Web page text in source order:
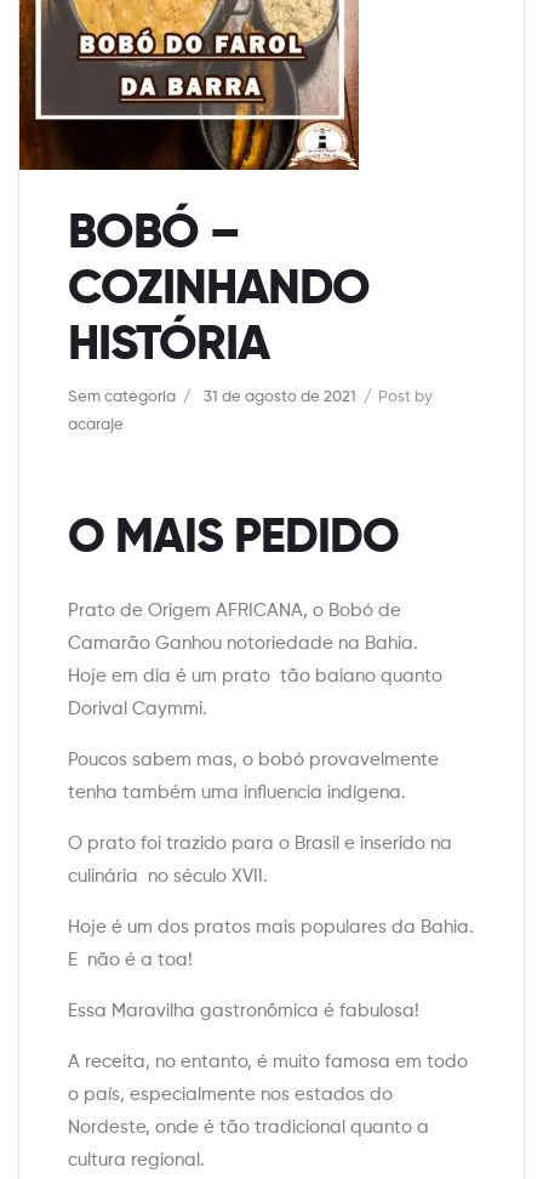
BOBÓ –
COZINHANDO
HISTÓRIA
Categories
Sem categoria 31 de agosto de 2021
Post by
acaraje
O MAIS PEDIDO
Prato de Origem AFRICANA, o Bobó de
Camarão Ganhou notoriedade na Bahia.
Hoje em dia é um prato tão baiano quanto
Dorival Caymmi.
Poucos sabem mas, o bobó provavelmente
tenha também uma influencia indígena.
O prato foi trazido para o Brasil e inserido na
culinária no século XVII.
Hoje é um dos pratos mais populares da Bahia.
E não é a toa!
Essa Maravilha gastronômica é fabulosa!
A receita, no entanto, é muito famosa em todo
o país, especialmente nos estados do
Nordeste, onde é tão tradicional quanto a
cultura regional.